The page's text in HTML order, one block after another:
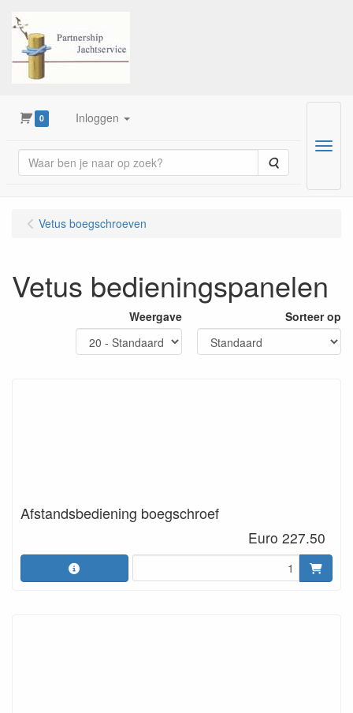
0 Inloggen
Zoeken
Menu
Vetus boegschroeven
Vetus bedieningspanelen
Weergave Sorteer op
Afstandsbediening boegschroef
Euro 227.50